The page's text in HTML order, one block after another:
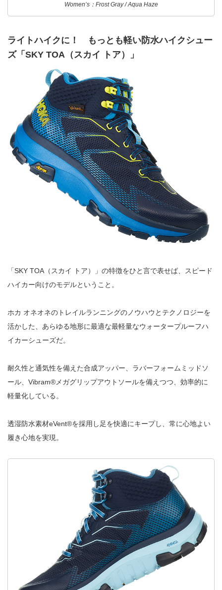
Women’s：Frost Gray / Aqua Haze
ライトハイクに！ もっとも軽い防水ハイクシュー
ズ「SKY TOA（スカイ トア）」
「SKY TOA（スカイ トア）」の特徴をひと言で表せば、スピード
ハイカー向けのモデルということ。
ホカ オネオネのトレイルランニングのノウハウとテクノロジーを
活かした、あらゆる地形に最適な最軽量なウォータープルーフハ
イカーシューズだ。
耐久性と通気性を備えた合成アッパー、ラバーフォームミッドソ
ール、Vibram®メガグリップアウトソールを備えつつ、効率的に
軽量化している。
透湿防水素材eVent®を採用し足を快適にキープし、常に心地よい
履き心地を実現。